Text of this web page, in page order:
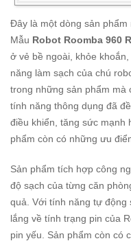
Đây là một dòng sản phẩm
Mẫu Robot Roomba 960
ở vẻ bề ngoài, khỏe
năng làm sạch của chú
trong những sản phẩm mà
tính năng thông dụng đã
điều khiển, tăng sức mạnh
phẩm còn có những ưu
Sản phẩm tích hợp công
độ sạch của từng căn
quả. Với tính năng tự động
lắng về tính trạng pin của
pin yếu. Sản phẩm còn có